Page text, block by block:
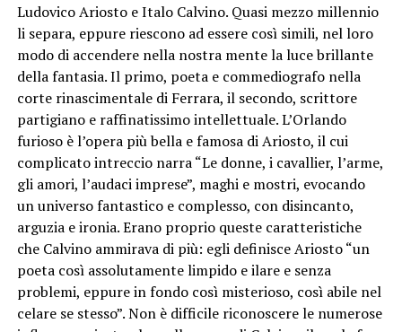
Ludovico Ariosto e Italo Calvino. Quasi mezzo millennio
li separa, eppure riescono ad essere così simili, nel loro
modo di accendere nella nostra mente la luce brillante
della fantasia. Il primo, poeta e commediografo nella
corte rinascimentale di Ferrara, il secondo, scrittore
partigiano e raffinatissimo intellettuale. L’Orlando
furioso è l’opera più bella e famosa di Ariosto, il cui
complicato intreccio narra “Le donne, i cavallier, l’arme,
gli amori, l’audaci imprese”, maghi e mostri, evocando
un universo fantastico e complesso, con disincanto,
arguzia e ironia. Erano proprio queste caratteristiche
che Calvino ammirava di più: egli definisce Ariosto “un
poeta così assolutamente limpido e ilare e senza
problemi, eppure in fondo così misterioso, così abile nel
celare se stesso”. Non è difficile riconoscere le numerose